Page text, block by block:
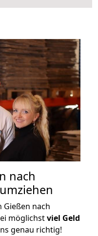
nach
Gießen nach
möglichstviel Geld
genau richtig!